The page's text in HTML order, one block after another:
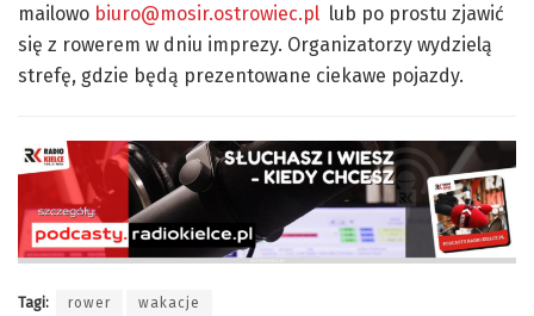
mailowo biuro@mosir.ostrowiec.pl lub po prostu zjawić
się z rowerem w dniu imprezy. Organizatorzy wydzielą
strefę, gdzie będą prezentowane ciekawe pojazdy.
Tagi: rower wakacje